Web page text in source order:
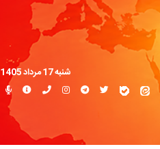
شنبه 17 مرداد 1405